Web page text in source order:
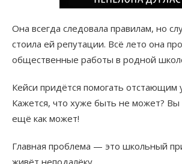
Она всегда следовала правилам, но
стоила ей репутации. Всё лето она
общественные работы в родной
Кейси придётся помогать отстающим
Кажется, что хуже быть не может? Вы
ещё как может!
Главная проблема — это школьный